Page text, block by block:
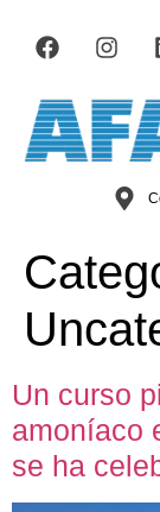
Un curso
amoníaco
se ha